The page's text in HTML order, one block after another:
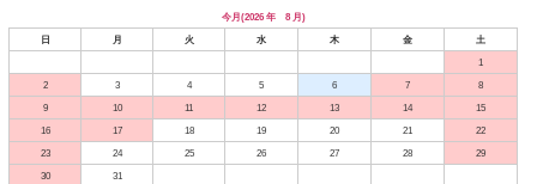
今月(2026 年 8 月)
日
月 火 水 木 金
土
1
2
3 4 5 6 7
8
9
10 11 12 13 14
15
16
17 18 19 20 21
22
23
24 25 26 27 28
29
30
31